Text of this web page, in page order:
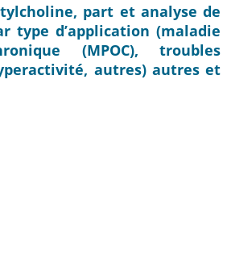
part et analyse de
type d’application (maladie
(MPOC), troubles
autres) autres et